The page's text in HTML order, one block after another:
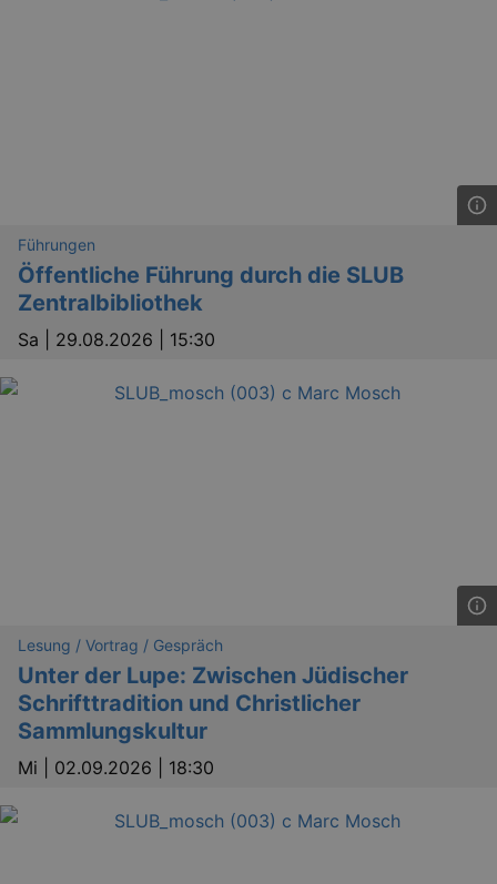
Führungen
Öffentliche Führung durch die SLUB
Zentralbibliothek
Sa | 29.08.2026 | 15:30
Lesung / Vortrag / Gespräch
Unter der Lupe: Zwischen Jüdischer
Schrifttradition und Christlicher
Sammlungskultur
Mi | 02.09.2026 | 18:30